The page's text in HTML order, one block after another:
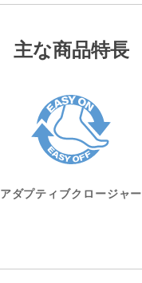
主な商品特長
アダプティブクロージャー